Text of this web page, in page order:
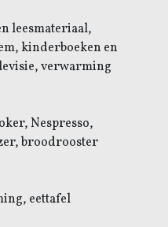
leesmateriaal,
kinderboeken en
verwarming
Nespresso,
broodrooster
eettafel